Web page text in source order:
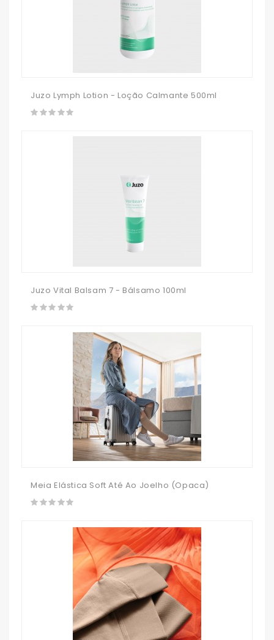
Juzo Lymph Lotion - Loção Calmante 500ml
Juzo Vital Balsam 7 - Bálsamo 100ml
Meia Elástica Soft Até Ao Joelho (opaca)